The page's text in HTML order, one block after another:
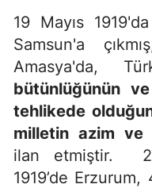
19 Mayıs
Samsun'a
Amasya'da,
bütünlüğünün ve
tehlikede
milletin azim ve
ilan etmiştir.
1919’de